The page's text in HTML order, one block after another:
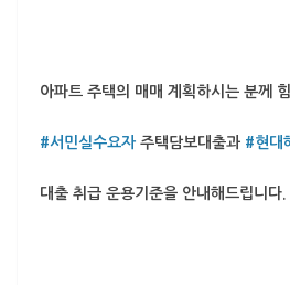
아파트 주택의 매매 계획하시는 분께
#서민실수요자 주택담보대출과 #현대
대출 취급 운용기준을 안내해드립니다.